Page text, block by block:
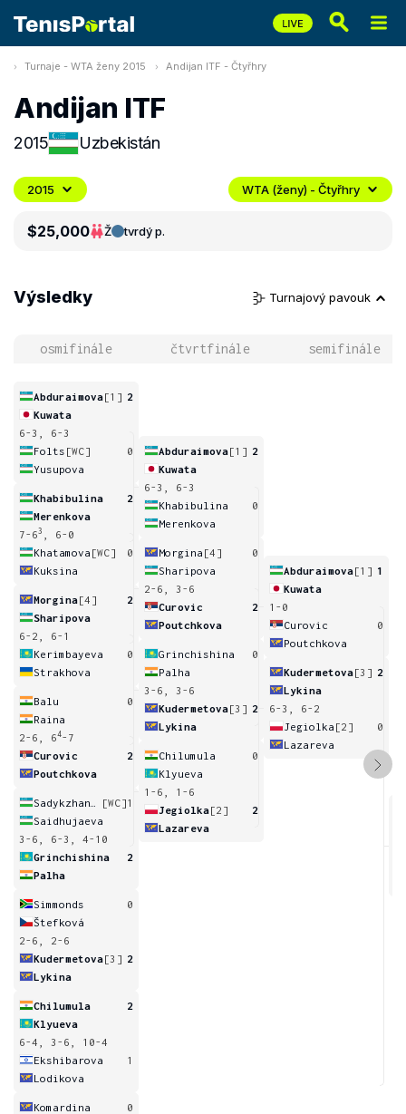
Turnaje - WTA ženy 2015 Andijan ITF - Čtyřhry
Andijan ITF
2015 Uzbekistán
2015 WTA (ženy) - Čtyřhry
$25,000 Ž tvrdý p.
Výsledky Turnajový pavouk
osmifinále čtvrtfinále semifinále
Abduraimova[1] 2
Kuwata
6-3, 6-3
Folts [WC]
0
Yusupova
Khabibulina
2
Merenkova
7-63
, 6-0
Khatamova [WC]
0
Kuksina
Morgina[4]
2
Sharipova
6-2, 6-1
Kerimbayeva
0
Strakhova
Balu
0
Raina
2-6, 64-7
Curovic
2
Poutchkova
[WC]1
Saidhujaeva
3-6, 6-3, 4-10
Grinchishina
2
Palha
Simmonds
0
Štefková
2-6, 2-6
Kudermetova[3] 2
Lykina
Chilumula
2
Klyueva
6-4, 3-6, 10-4
Ekshibarova
1
Lodikova
Komardina
0
Abduraimova[1] 2
Kuwata
6-3, 6-3
Khabibulina
0
Merenkova
Morgina [4]
0
Sharipova
2-6, 3-6
Curovic
2
Poutchkova
Grinchishina
0
Palha
3-6, 3-6
Kudermetova[3] 2
Lykina
Chilumula
0
Klyueva
1-6, 1-6
Jegiolka[2]
2
Lazareva
Abduraimova[1] 1
Kuwata
1-0
Curovic
0
Poutchkova
Kudermetova[3] 2
Lykina
6-3, 6-2
Jegiolka [2]
0
Lazareva